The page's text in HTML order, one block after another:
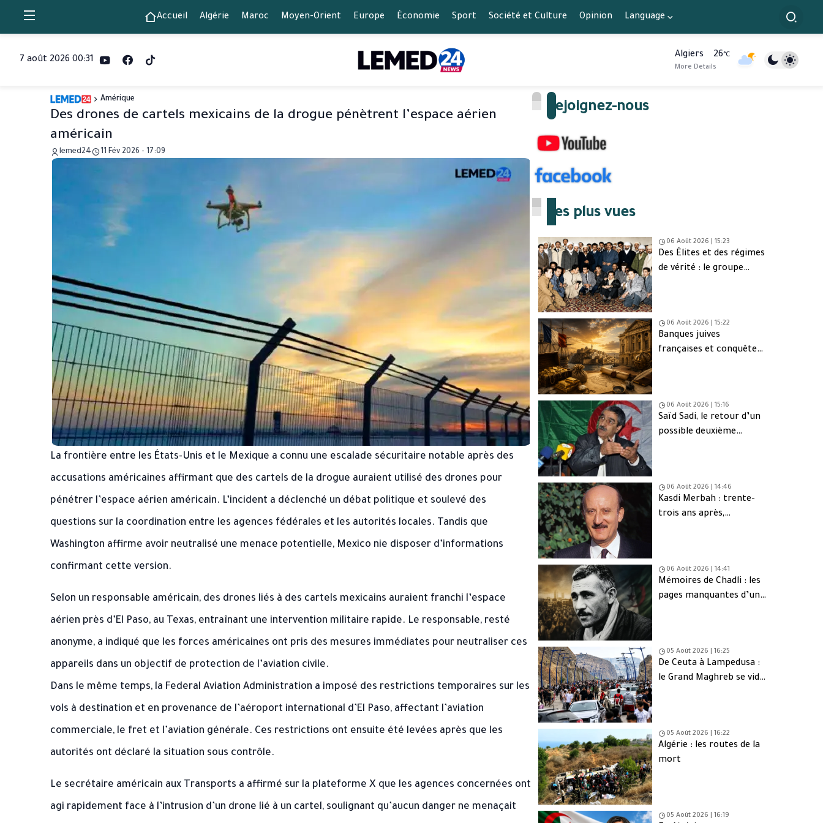
Accueil Algérie Maroc Moyen-Orient Europe Économie Sport Société et Culture Opinion Language
7 août 2026 00:31 Algiers 26°C
More Details
Amérique
Des drones de cartels mexicains de la drogue pénètrent l’espace aérien
américain
lemed24 11 Fév 2026 - 17:09
La frontière entre les États-Unis et le Mexique a connu une escalade sécuritaire notable après des
accusations américaines affirmant que des cartels de la drogue auraient utilisé des drones pour
pénétrer l’espace aérien américain. L’incident a déclenché un débat politique et soulevé des
questions sur la coordination entre les agences fédérales et les autorités locales. Tandis que
Washington affirme avoir neutralisé une menace potentielle, Mexico nie disposer d’informations
confirmant cette version.
Selon un responsable américain, des drones liés à des cartels mexicains auraient franchi l’espace
aérien près d’El Paso, au Texas, entraînant une intervention militaire rapide. Le responsable, resté
anonyme, a indiqué que les forces américaines ont pris des mesures immédiates pour neutraliser ces
appareils dans un objectif de protection de l’aviation civile.
Dans le même temps, la Federal Aviation Administration a imposé des restrictions temporaires sur les
vols à destination et en provenance de l’aéroport international d’El Paso, affectant l’aviation
commerciale, le fret et l’aviation générale. Ces restrictions ont ensuite été levées après que les
autorités ont déclaré la situation sous contrôle.
Le secrétaire américain aux Transports a affirmé sur la plateforme X que les agences concernées ont
agi rapidement face à l’intrusion d’un drone lié à un cartel, soulignant qu’aucun danger ne menaçait
Rejoignez-nous
Les plus vues
06 Août 2026 | 15:23
Des Élites et des régimes
de vérité : le groupe
06 Août 2026 | 15:22
Banques juives
françaises et conquête
06 Août 2026 | 15:16
Saïd Sadi, le retour d’un
possible deuxième
06 Août 2026 | 14:46
Kasdi Merbah : trente-
trois ans après,
06 Août 2026 | 14:41
Mémoires de Chadli : les
pages manquantes d’une
05 Août 2026 | 16:25
De Ceuta à Lampedusa :
le Grand Maghreb se vide
05 Août 2026 | 16:22
Algérie : les routes de la
mort
05 Août 2026 | 16:19